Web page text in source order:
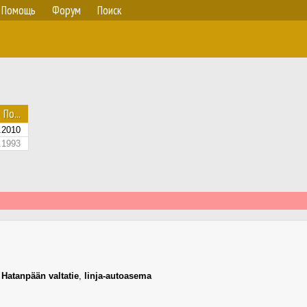
Помощь Форум Поиск
По...
Hatanpään valtatie, linja-autoasema